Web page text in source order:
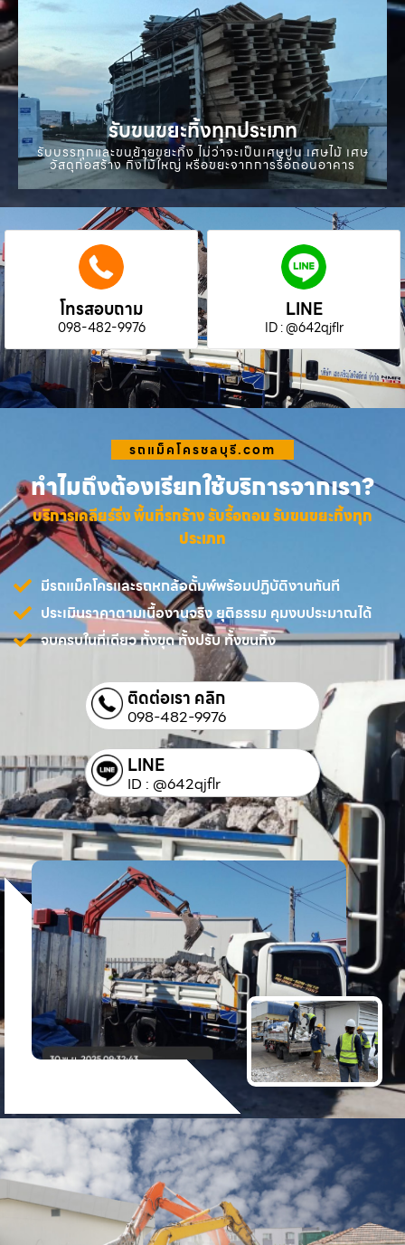
รับขนขยะทิ้งทุกประเภท
รับบรรทุกและขนย้ายขยะทิ้ง ไม่ว่าจะเป็นเศษปูน เศษไม้ เศษ
วัสดุก่อสร้าง กิ่งไม้ใหญ่ หรือขยะจากการรื้อถอนอาคาร
โทรสอบถาม
098-482-9976
LINE
ID : @642qjflr
รถแม็คโครชลบุรี.com
ทำไมถึงต้องเรียกใช้บริการจากเรา?
บริการเคลียร์ริ่ง พื้นที่รกร้าง รับรื้อถอน รับขนขยะทิ้งทุก
ประเภท
มีรถแม็คโครและรถหกล้อดั้มพ์พร้อมปฏิบัติงานทันที
ประเมินราคาตามเนื้องานจริง ยุติธรรม คุมงบประมาณได้
จบครบในที่เดียว ทั้งขุด ทั้งปรับ ทั้งขนทิ้ง
ติดต่อเรา คลิก
098-482-9976
LINE
ID : @642qjflr